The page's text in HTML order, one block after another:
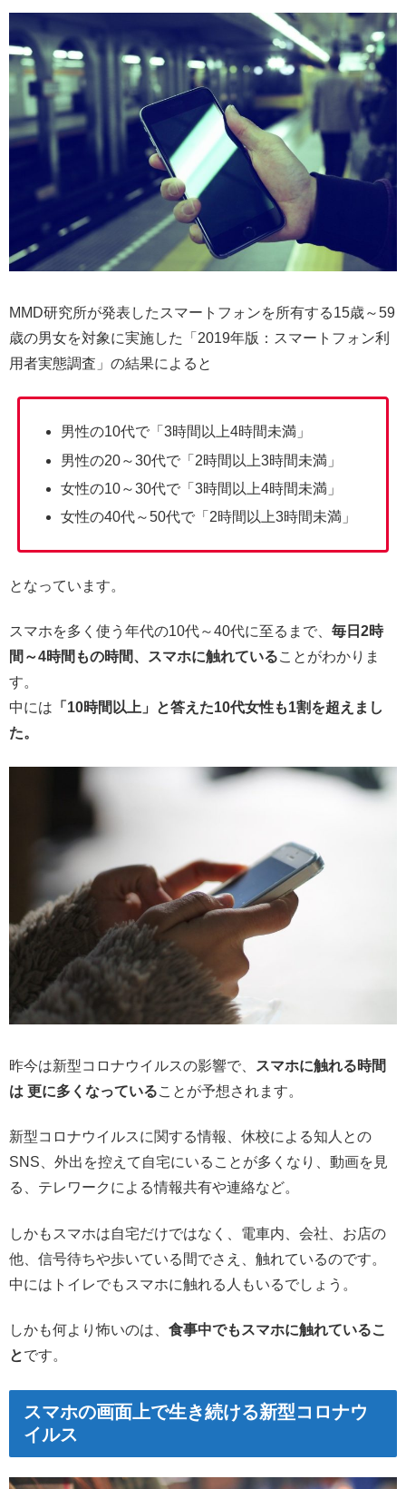
MMD研究所が発表したスマートフォンを所有する15歳～59
歳の男女を対象に実施した「2019年版：スマートフォン利
用者実態調査」の結果によると
男性の10代で「3時間以上4時間未満」
男性の20～30代で「2時間以上3時間未満」
女性の10～30代で「3時間以上4時間未満」
女性の40代～50代で「2時間以上3時間未満」
となっています。
スマホを多く使う年代の10代～40代に至るまで、 毎日2時
間～4時間もの時間、スマホに触れていることがわかりま
す。
中には 「10時間以上」と答えた10代女性も1割を超えまし
た。
昨今は新型コロナウイルスの影響で、
スマホに触れる時間
は 更に多くなっていることが予想されます。
新型コロナウイルスに関する情報、休校による知人との
SNS、外出を控えて自宅にいることが多くなり、動画を見
る、テレワークによる情報共有や連絡など。
しかもスマホは自宅だけではなく、電車内、会社、お店の
他、信号待ちや歩いている間でさえ、触れているのです。
中にはトイレでもスマホに触れる人もいるでしょう。
しかも何より怖いのは、 食事中でもスマホに触れているこ
とです。
スマホの画面上で生き続ける新型コロナウ
イルス